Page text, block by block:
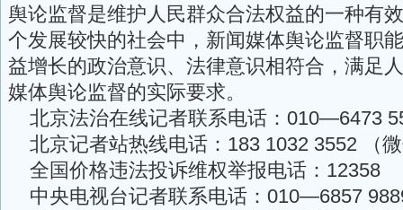
舆论监督是维护人民群众合法权益的一种有
个发展较快的社会中，新闻媒体舆论监督职
益增长的政治意识、法律意识相符合，满足
媒体舆论监督的实际要求。
北京法治在线记者联系电话：010—6473
北京记者站热线电话：183 1032 3552 （
全国价格违法投诉维权举报电话：12358
中央电视台记者联系电话：010—6857